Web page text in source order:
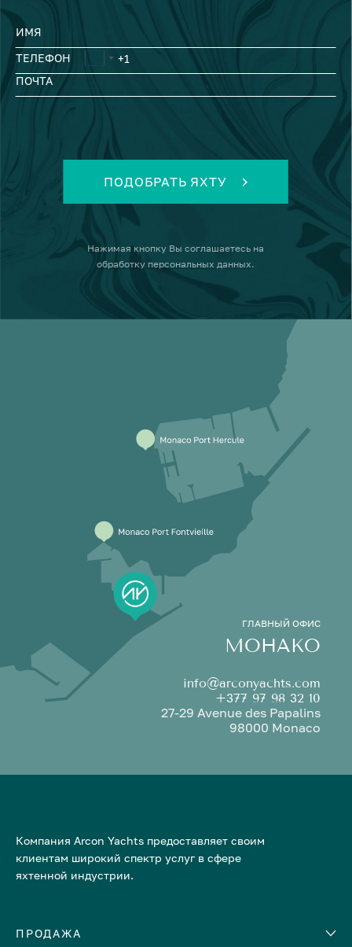
ИМЯ
ТЕЛЕФОН
ПОЧТА
ПОДОБРАТЬ ЯХТУ
Нажимая кнопку Вы соглашаетесь на
обработку персональных данных.
ГЛАВНЫЙ ОФИС
МОНАКО
info@arconyachts.com
+377 97 98 32 10
27-29 Avenue des Papalins
98000 Monaco
Компания Arcon Yachts предоставляет своим
клиентам широкий спектр услуг в сфере
яхтенной индустрии.
ПРОДАЖА